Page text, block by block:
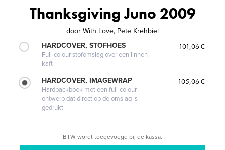
Thanksgiving Juno 2009
door With Love, Pete Krehbiel
HARDCOVER, STOFHOES
Full-colour stofomslag over een linnen
kaft
101,06 €
HARDCOVER, IMAGEWRAP
Hardbackboek met een full-colour
ontwerp dat direct op de omslag is
gedrukt
105,06 €
BTW wordt toegevoegd bij de kassa.